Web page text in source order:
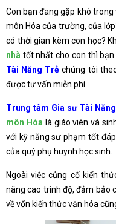
Con bạn đang gặp khó
môn Hóa của trường, của
có thời gian kèm con học?
nhà tốt nhất cho con thì bạn
Tài Năng Trẻ chúng tôi
được tư vấn miễn phí.
Trung tâm Gia sư Tài
môn Hóa là giáo viên và
với kỹ năng sư phạm tốt
của quý phụ huynh học sinh.
Ngoài việc củng cố kiến
nâng cao trình độ, đảm bảo
về vốn kiến thức văn hóa